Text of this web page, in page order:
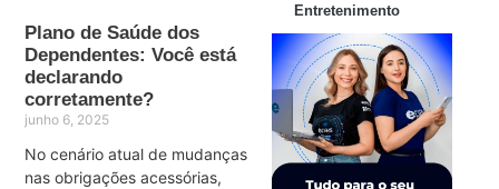
Plano de Saúde dos
Dependentes: Você está
declarando
corretamente?
junho 6, 2025
No cenário atual de mudanças
nas obrigações acessórias,
Entretenimento